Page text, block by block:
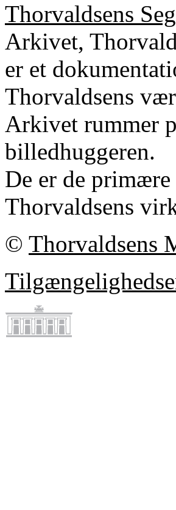
Thorvaldsens
Arkivet,
er et
Thorvaldsens
Arkivet rummer
billedhuggeren.
De er de
Thorvaldsens
© Thorvaldsens